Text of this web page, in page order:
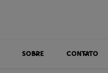
SOBRE CONTATO